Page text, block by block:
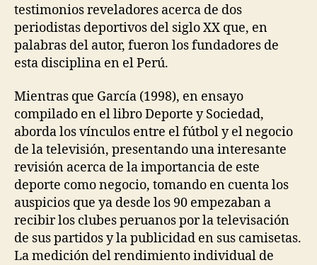
testimonios reveladores acerca de dos
periodistas deportivos del siglo XX que, en
palabras del autor, fueron los fundadores de
esta disciplina en el Perú.
Mientras que García (1998), en ensayo
compilado en el libro Deporte y Sociedad,
aborda los vínculos entre el fútbol y el negocio
de la televisión, presentando una interesante
revisión acerca de la importancia de este
deporte como negocio, tomando en cuenta los
auspicios que ya desde los 90 empezaban a
recibir los clubes peruanos por la televisación
de sus partidos y la publicidad en sus camisetas.
La medición del rendimiento individual de